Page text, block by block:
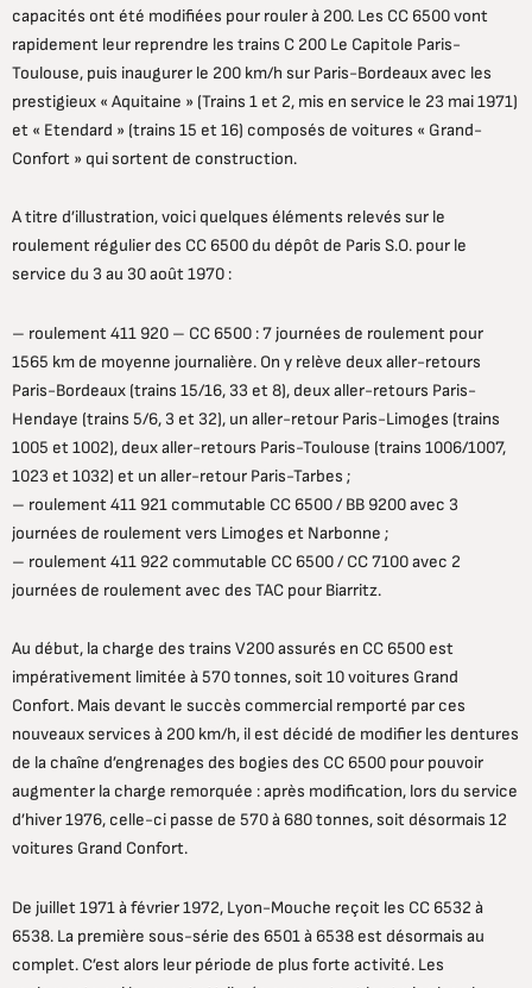
capacités ont été modifiées pour rouler à 200. Les CC 6500 vont
rapidement leur reprendre les trains C 200 Le Capitole Paris-
Toulouse, puis inaugurer le 200 km/h sur Paris-Bordeaux avec les
prestigieux « Aquitaine » (Trains 1 et 2, mis en service le 23 mai 1971)
et « Etendard » (trains 15 et 16) composés de voitures « Grand-
Confort » qui sortent de construction.
A titre d’illustration, voici quelques éléments relevés sur le
roulement régulier des CC 6500 du dépôt de Paris S.O. pour le
service du 3 au 30 août 1970 :
– roulement 411 920 – CC 6500 : 7 journées de roulement pour
1565 km de moyenne journalière. On y relève deux aller-retours
Paris-Bordeaux (trains 15/16, 33 et 8), deux aller-retours Paris-
Hendaye (trains 5/6, 3 et 32), un aller-retour Paris-Limoges (trains
1005 et 1002), deux aller-retours Paris-Toulouse (trains 1006/1007,
1023 et 1032) et un aller-retour Paris-Tarbes ;
– roulement 411 921 commutable CC 6500 / BB 9200 avec 3
journées de roulement vers Limoges et Narbonne ;
– roulement 411 922 commutable CC 6500 / CC 7100 avec 2
journées de roulement avec des TAC pour Biarritz.
Au début, la charge des trains V200 assurés en CC 6500 est
impérativement limitée à 570 tonnes, soit 10 voitures Grand
Confort. Mais devant le succès commercial remporté par ces
nouveaux services à 200 km/h, il est décidé de modifier les dentures
de la chaîne d’engrenages des bogies des CC 6500 pour pouvoir
augmenter la charge remorquée : après modification, lors du service
d’hiver 1976, celle-ci passe de 570 à 680 tonnes, soit désormais 12
voitures Grand Confort.
De juillet 1971 à février 1972, Lyon-Mouche reçoit les CC 6532 à
6538. La première sous-série des 6501 à 6538 est désormais au
complet. C’est alors leur période de plus forte activité. Les